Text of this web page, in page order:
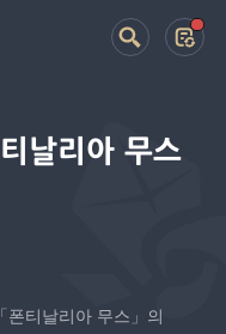
날리아 무스
폰티날리아 무스」의